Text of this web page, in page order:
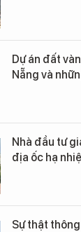
Dự án đất
Nẵng và
Nhà đầu tư
địa ốc hạ
Sự thật